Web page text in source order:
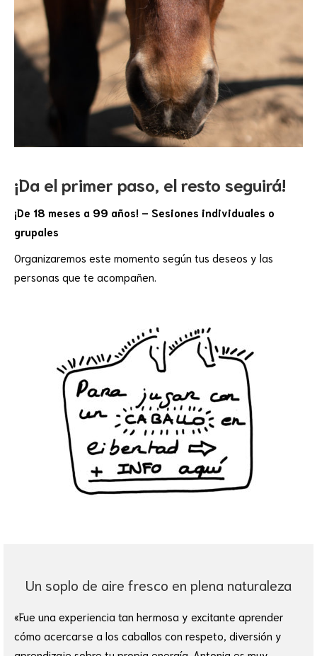
¡Da el primer paso, el resto seguirá!
¡De 18 meses a 99 años! – Sesiones individuales o
grupales
Organizaremos este momento según tus deseos y las
personas que te acompañen.
Un soplo de aire fresco en plena naturaleza
«Fue una experiencia tan hermosa y excitante aprender
cómo acercarse a los caballos con respeto, diversión y